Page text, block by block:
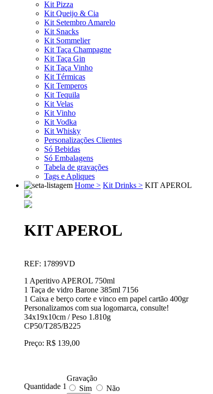
Kit Pizza
Kit Queijo & Cia
Kit Setembro Amarelo
Kit Snacks
Kit Sommelier
Kit Taça Champagne
Kit Taça Gin
Kit Taça Vinho
Kit Térmicas
Kit Temperos
Kit Tequila
Kit Velas
Kit Vinho
Kit Vodka
Kit Whisky
Personalizações Clientes
Só Bebidas
Só Embalagens
Tabela de gravações
Tags e Apliques
Home > Kit Drinks > KIT APEROL
KIT APEROL
REF: 17899VD
1 Aperitivo APEROL 750ml
1 Taça de vidro Barone 385ml 7156
1 Caixa e berço corte e vinco em papel cartão 400gr
Personalizamos com sua logomarca, consulte!
34x19x10cm / Peso 1.810g
CP50/T285/B225
Preço: R$ 139,00
Quantidade 1
Gravação
Sim
Não